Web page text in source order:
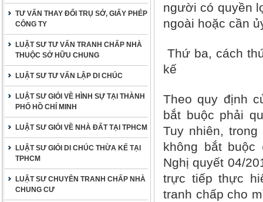
TƯ VẤN THAY ĐỔI TRỤ SỞ, GIẤY PHÉP
CÔNG TY
LUẬT SƯ TƯ VẤN TRANH CHẤP NHÀ
THUỘC SỞ HỮU CHUNG
LUẬT SƯ TƯ VẤN LẬP DI CHÚC
LUẬT SƯ GIỎI VỀ HÌNH SỰ TẠI THÀNH
PHỐ HỒ CHÍ MINH
LUẬT SƯ GIỎI VỀ NHÀ ĐẤT TẠI TPHCM
LUẬT SƯ GIỎI DI CHÚC THỪA KẾ TẠI
TPHCM
LUẬT SƯ CHUYÊN TRANH CHẤP NHÀ
CHUNG CƯ
người có quyền
ngoài hoặc cần
Thứ ba, cách
kế
Theo quy định
bắt buộc phải
Tuy nhiên,
không bắt
Nghị quyết 04/
trực tiếp thực
tranh chấp cho